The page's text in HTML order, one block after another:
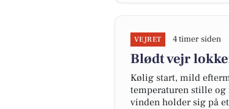
VEJRET 4 timer siden
Blødt vejr
Kølig start, mild
temperaturen stille og
vinden holder sig på